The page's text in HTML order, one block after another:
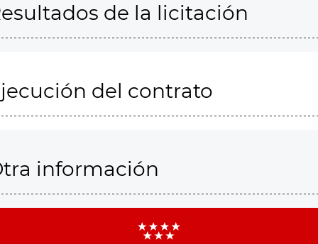
de la licitación
del contrato
información